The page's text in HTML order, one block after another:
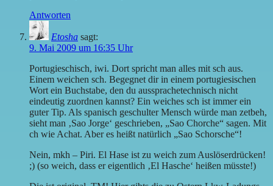
Antworten
Etosha sagt:
9. Mai 2009 um 16:35 Uhr
Portugieschisch, iwi. Dort spricht man alles mit sch aus.
Einem weichen sch. Begegnet dir in einem portugiesischen
Wort ein Buchstabe, den du aussprachetechnisch nicht
eindeutig zuordnen kannst? Ein weiches sch ist immer ein
guter Tip. Als spanisch geschulter Mensch würde man zetbeh,
sieht man ‚Sao Jorge‘ geschrieben, „Sao Chorche“ sagen. Mit
ch wie Achat. Aber es heißt natürlich „Sao Schorsche“!
Nein, mkh – Piri. El Hase ist zu weich zum Auslöserdrücken!
;) (so weich, dass er eigentlich ‚El Hasche‘ heißen müsste!)